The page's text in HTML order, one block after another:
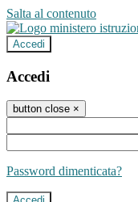
Salta al contenuto
Accedi
Accedi
button close ×
Password dimenticata?